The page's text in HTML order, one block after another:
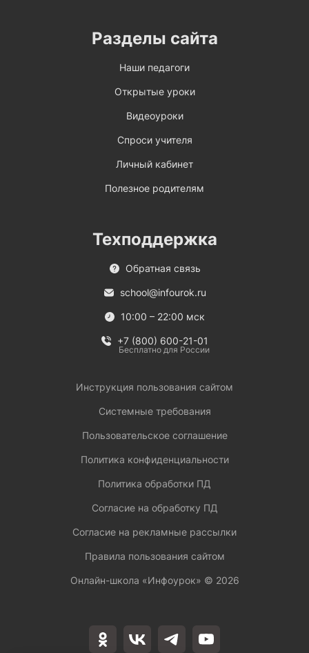
Разделы сайта
Наши педагоги
Открытые уроки
Видеоуроки
Спроси учителя
Личный кабинет
Полезное родителям
Техподдержка
Обратная связь
school@infourok.ru
10:00 – 22:00 мск
+7 (800) 600-21-01
Бесплатно для России
Инструкция пользования сайтом
Системные требования
Пользовательское соглашение
Политика конфиденциальности
Политика обработки ПД
Согласие на обработку ПД
Согласие на рекламные рассылки
Правила пользования сайтом
Онлайн-школа «Инфоурок» © 2026